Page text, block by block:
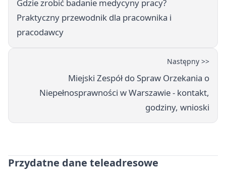
Gdzie zrobić badanie medycyny pracy?
Praktyczny przewodnik dla pracownika i
pracodawcy
Następny >>
Miejski Zespół do Spraw Orzekania o
Niepełnosprawności w Warszawie - kontakt,
godziny, wnioski
Przydatne dane teleadresowe